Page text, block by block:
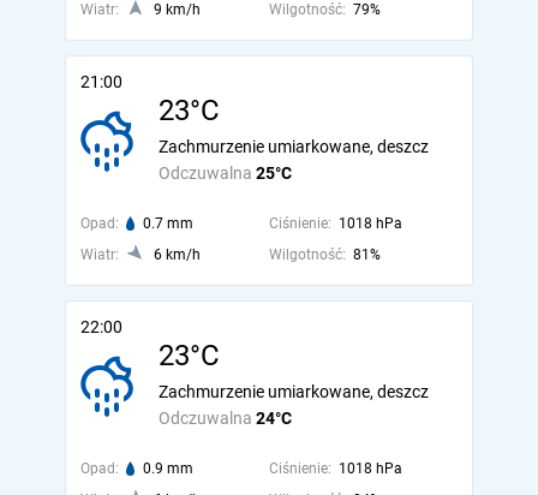
Wiatr:
9 km/h Wilgotność: 79%
21:00
23°C
Odczuwalna 25°C
Zachmurzenie umiarkowane, deszcz
Opad: 0.7 mm Ciśnienie: 1018 hPa
Wiatr:
6 km/h Wilgotność: 81%
22:00
23°C
Odczuwalna 24°C
Zachmurzenie umiarkowane, deszcz
Opad: 0.9 mm Ciśnienie: 1018 hPa